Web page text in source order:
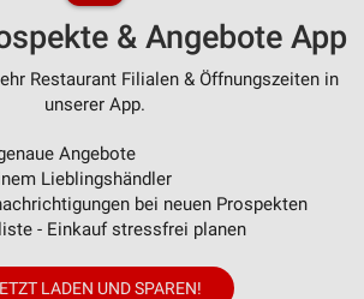
& Angebote App
Restaurant Filialen & Öffnungszeiten in
unserer App.
Angebote
Lieblingshändler
bei neuen Prospekten
- Einkauf stressfrei planen
LADEN UND SPAREN!